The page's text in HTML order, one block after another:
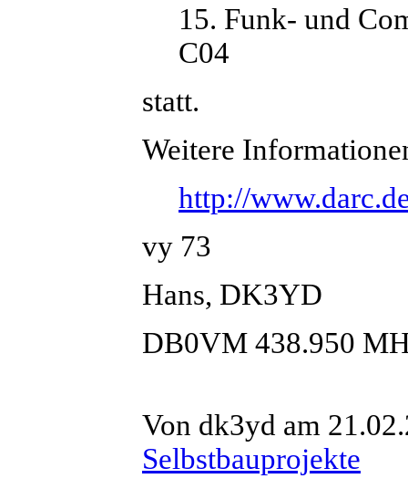
15. Funk- und
C04
statt.
Weitere
http://
vy 73
Hans, DK3YD
DB0VM 438.950
Von dk3yd am
Selbstbauprojekte